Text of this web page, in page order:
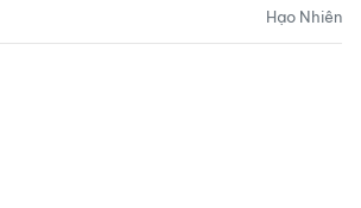
Hạo Nhiên